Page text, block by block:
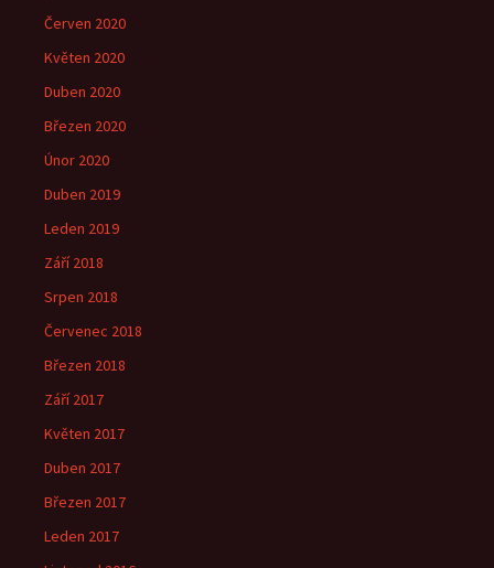
Červen 2020
Květen 2020
Duben 2020
Březen 2020
Únor 2020
Duben 2019
Leden 2019
Září 2018
Srpen 2018
Červenec 2018
Březen 2018
Září 2017
Květen 2017
Duben 2017
Březen 2017
Leden 2017